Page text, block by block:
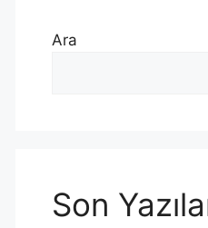
Ara
Son